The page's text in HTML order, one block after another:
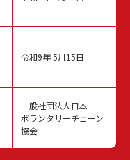
令和9年 5月15日
一般社団法人日本
ボランタリーチェーン
協会